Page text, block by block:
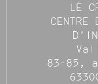
LE
CENTRE
83-85,